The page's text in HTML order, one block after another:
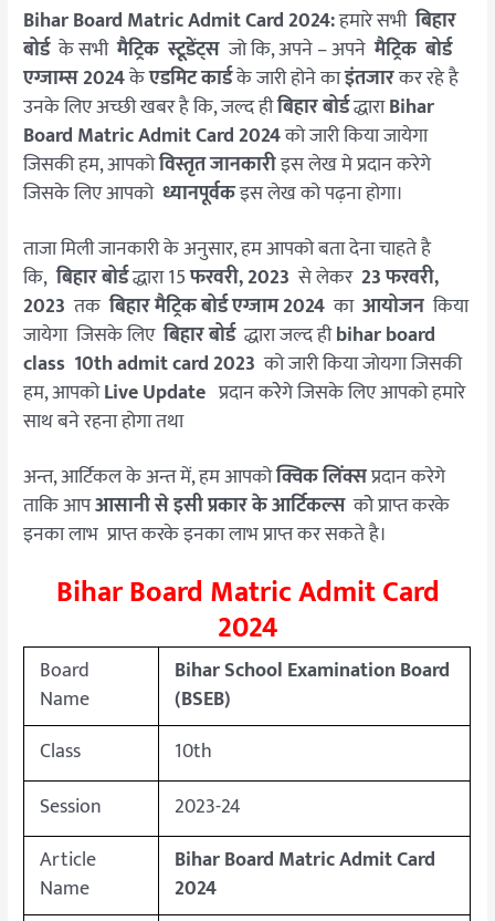
Bihar Board Matric Admit Card 2024:हमारे सभी बिहार
बोर्ड के सभी मैट्रिक स्टूडेंट्स जो कि, अपने – अपने मैट्रिक बोर्ड
एग्जाम्स 2024केएडमिट कार्डके जारी होने काइंतजारकर रहे है
उनके लिए अच्छी खबर है कि, जल्द हीबिहार बोर्डद्धाराBihar
Board Matric Admit Card 2024को जारी किया जायेगा
जिसकी हम, आपकोविस्तृत जानकारीइस लेख मे प्रदान करेगे
जिसके लिए आपकोध्यानपूर्वकइस लेख को पढ़ना होगा।
ताजा मिली जानकारी के अनुसार, हम आपको बता देना चाहते है
कि, बिहार बोर्डद्धारा 15फरवरी, 2023 से लेकर 23 फरवरी,
2023 तक बिहार मैट्रिक बोर्ड एग्जाम 2024 का आयोजन किया
जायेगा जिसके लिए बिहार बोर्ड द्धारा जल्द हीbihar board
class 10th admit card 2023 को जारी किया जाेयगा जिसकी
हम, आपकोLive Update प्रदान करेेगे जिसके लिए आपको हमारे
साथ बने रहना होगा तथा
अन्त, आर्टिकल के अन्त में, हम आपकोक्विक लिंक्सप्रदान करेगे
ताकि आपआसानी से इसी प्रकार के आर्टिकल्स कोे प्राप्त करके
इनका लाभ प्राप्त करके इनका लाभ प्राप्त कर सकते है।
Bihar Board Matric Admit Card
2024
Board
Name
Bihar School Examination Board
(BSEB)
Class
10th
Session
2023-24
Article
Name
Bihar Board Matric Admit Card
2024
किया
गया
जाने
पूरी
जानकारी